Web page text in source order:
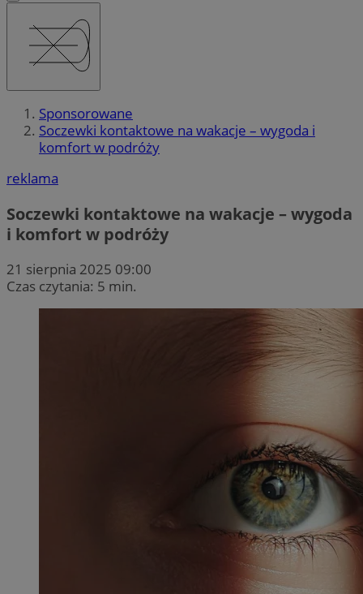
Sponsorowane
Soczewki kontaktowe na wakacje – wygoda i
komfort w podróży
reklama
Soczewki kontaktowe na wakacje – wygoda
i komfort w podróży
21 sierpnia 2025 09:00
Czas czytania: 5 min.